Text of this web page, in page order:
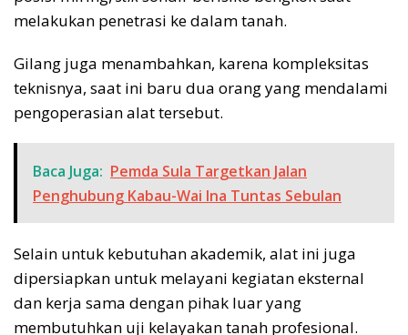
melakukan penetrasi ke dalam tanah.
Gilang juga menambahkan, karena kompleksitas
teknisnya, saat ini baru dua orang yang mendalami
pengoperasian alat tersebut.
Baca Juga: Pemda Sula Targetkan Jalan
Penghubung Kabau-Wai Ina Tuntas Sebulan
Selain untuk kebutuhan akademik, alat ini juga
dipersiapkan untuk melayani kegiatan eksternal
dan kerja sama dengan pihak luar yang
membutuhkan uji kelayakan tanah profesional.